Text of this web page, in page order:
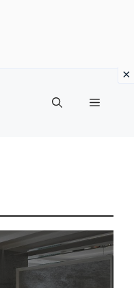
Menu